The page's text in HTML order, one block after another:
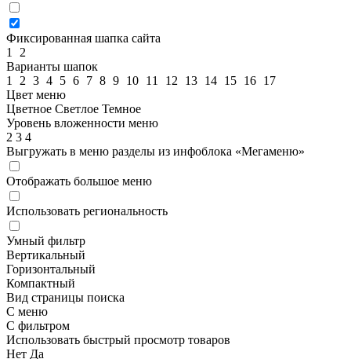
Фиксированная шапка сайта
1
2
Варианты шапок
1
2 3 4 5 6 7 8 9 10 11 12 13 14 15 16 17
Цвет меню
Цветное Светлое Темное
Уровень вложенности меню
2 3 4
Выгружать в меню разделы из инфоблока «Мегаменю»
Отображать большое меню
Использовать региональность
Умный фильтр
Вертикальный
Горизонтальный
Компактный
Вид страницы поиска
С меню
С фильтром
Использовать быстрый просмотр товаров
Нет Да